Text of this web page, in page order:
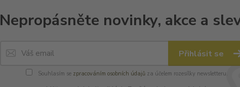
Nepropásněte novinky, akce a
Přihlásit se
Souhlasím se zpracováním osobních údajůza účelem rozesílky newsletteru.